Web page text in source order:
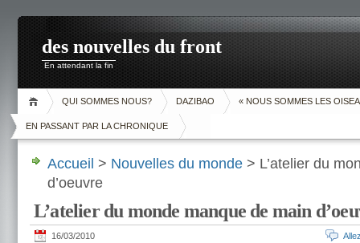
des nouvelles du front
En attendant la fin
QUI SOMMES NOUS? DAZIBAO « NOUS SOMMES LES
EN PASSANT PAR LA CHRONIQUE
Accueil > Nouvelles du monde > L’atelier du
d’oeuvre
L’atelier du monde manque de main
16/03/2010